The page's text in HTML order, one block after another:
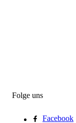
Folge uns
Facebook